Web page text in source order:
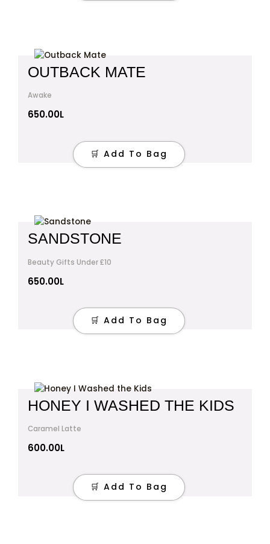
OUTBACK MATE
Awake
650.00L
🛒 Add To Bag
SANDSTONE
Beauty Gifts Under £10
650.00L
🛒 Add To Bag
HONEY I WASHED THE KIDS
Caramel Latte
600.00L
🛒 Add To Bag